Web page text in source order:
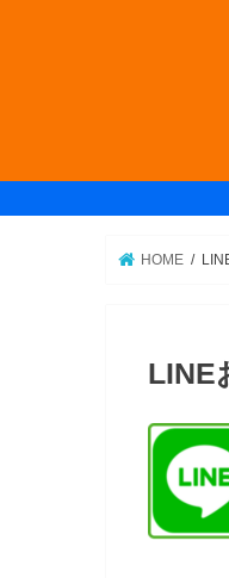
HOME
LINE